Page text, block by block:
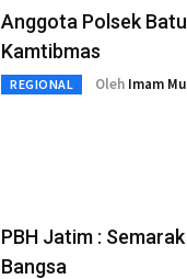
Anggota Polsek
Kamtibmas
REGIONAL Oleh Imam
PBH Jatim :
Bangsa